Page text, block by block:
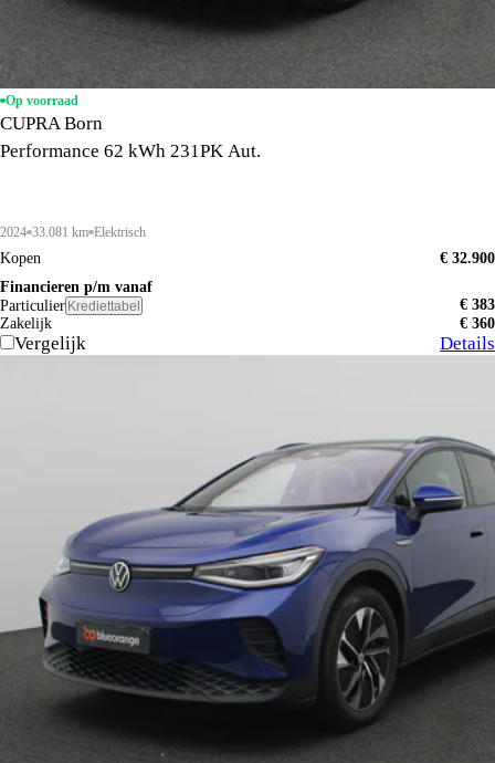
Op voorraad
CUPRA Born
Performance 62 kWh 231PK Aut.
2024 33.081 km Elektrisch
Kopen
€ 32.900
Financieren p/m vanaf
Particulier Krediettabel
€ 383
Zakelijk
€ 360
Vergelijk Details